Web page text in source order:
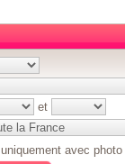
et
uniquement avec photo